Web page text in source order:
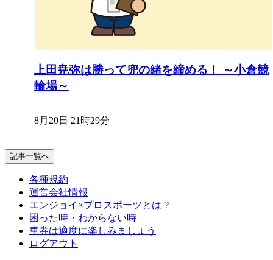
上田尭弥は勝って兜の緒を締める！ ～小倉競
輪場～
8月20日 21時29分
記事一覧へ
各種規約
運営会社情報
エンジョイ×プロスポーツとは？
困った時・わからない時
車券は適度に楽しみましょう
ログアウト